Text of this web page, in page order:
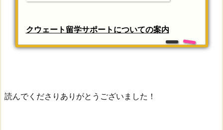
クウェート留学サポートについての案内
読んでくださりありがとうございました！